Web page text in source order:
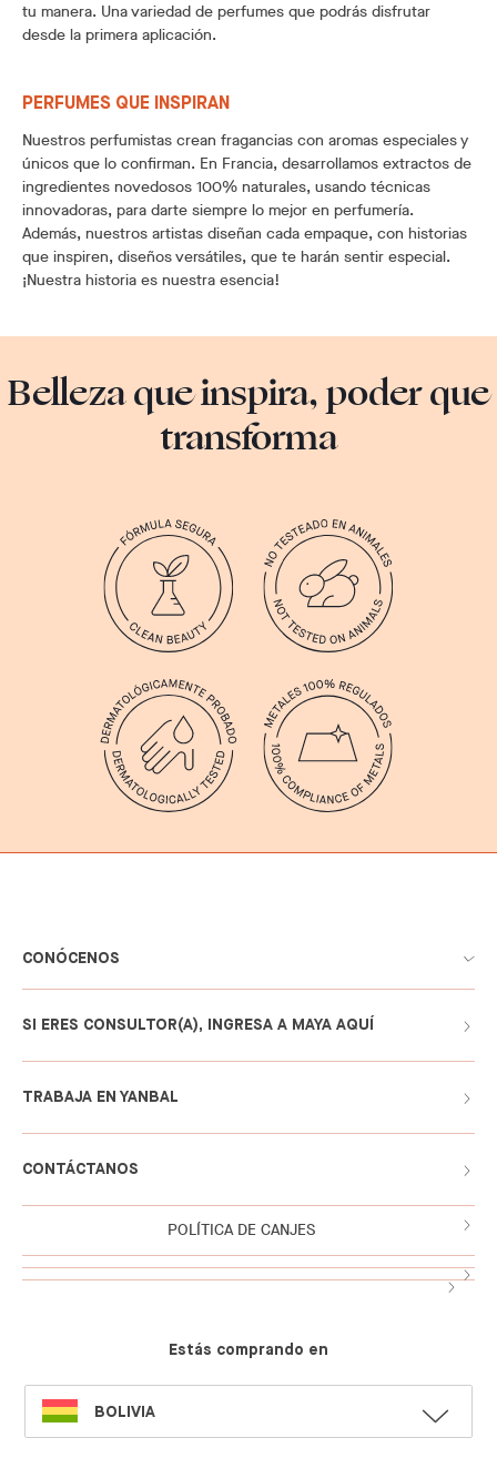
tu manera. Una variedad de perfumes que podrás disfrutar
desde la primera aplicación.
PERFUMES QUE INSPIRAN
Nuestros perfumistas crean fragancias con aromas especiales y
únicos que lo confirman. En Francia, desarrollamos extractos de
ingredientes novedosos 100% naturales, usando técnicas
innovadoras, para darte siempre lo mejor en perfumería.
Además, nuestros artistas diseñan cada empaque, con historias
que inspiren, diseños versátiles, que te harán sentir especial.
¡Nuestra historia es nuestra esencia!
Belleza que inspira, poder que
transforma
CONÓCENOS
SI ERES CONSULTOR(A), INGRESA A MAYA AQUÍ
TRABAJA EN YANBAL
CONTÁCTANOS
POLÍTICA DE CANJES
Estás comprando en
SELECT
LANGUAGE
BOLIVIA